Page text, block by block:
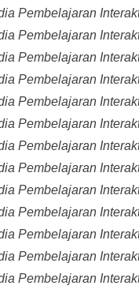
Pembelajaran
Pembelajaran
Pembelajaran
Pembelajaran
Pembelajaran
Pembelajaran
Pembelajaran
Pembelajaran
Pembelajaran
Pembelajaran
Pembelajaran
Pembelajaran
Pembelajaran